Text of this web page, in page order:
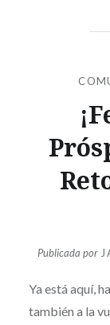
Publicada por
Ya está aquí,
también a la